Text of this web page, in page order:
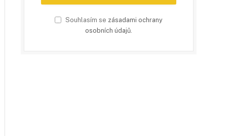
Souhlasím se zásadami ochrany
osobních údajů